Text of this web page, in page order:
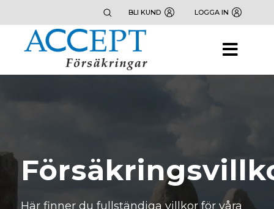
LOGGA IN
BLI KUND
Här finner du fullständiga villkor för våra